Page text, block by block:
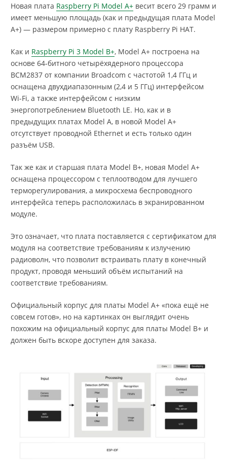
Новая плата Raspberry Pi Model A+ весит всего 29 грамм и
имеет меньшую площадь (как и предыдущая плата Model
A+) — размером примерно с плату Raspberry Pi HAT.
Как и Raspberry Pi 3 Model B+, Model A+ построена на
основе 64‑битного четырёхядерного процессора
BCM2837 от компании Broadcom с частотой 1,4 ГГц и
оснащена двухдиапазонным (2,4 и 5 ГГц) интерфейсом
Wi-Fi, а также интерфейсом с низким
энергопотреблением Bluetooth LE. Но, как и в
предыдущих платах Model A, в новой Model A+
отсутствует проводной Ethernet и есть только один
разъём USB.
Так же как и старшая плата Model B+, новая Model A+
оснащена процессором с теплоотводом для лучшего
терморегулирования, а микросхема беспроводного
интерфейса теперь расположилась в экранированном
модуле.
Это означает, что плата поставляется с сертификатом для
модуля на соответствие требованиям к излучению
радиоволн, что позволит встраивать плату в конечный
продукт, проводя меньший объём испытаний на
соответствие требованиям.
Официальный корпус для платы Model A+ «пока ещё не
совсем готов», но на картинках он выглядит очень
похожим на официальный корпус для платы Model B+ и
должен быть вскоре доступен для заказа.